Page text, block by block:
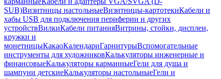
SUB)Визитницы настольныеВизитницы-картотекиКабели и
хабы USB для подключения периферии и других
устройствВилкиКабели питанияВитрины, стойки, дисплеи,
кружки и
монетницыКакаоКалендариГарнитурыВспомогательные
инструменты для художниковКалькуляторы инженерные и
финансовыеКалькуляторы карманныеГели для душа и
шампуни детскиеКалькуляторы настольныеГели и